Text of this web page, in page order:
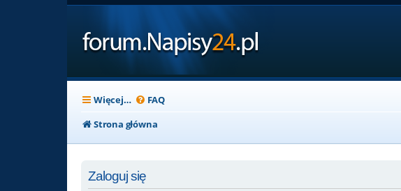
Więcej… FAQ
Strona główna
Zaloguj się